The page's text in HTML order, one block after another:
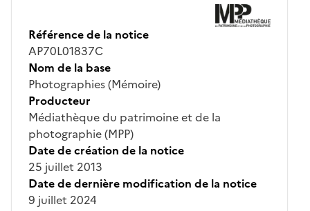
Référence de la notice
AP70L01837C
Nom de la base
Photographies (Mémoire)
Producteur
Médiathèque du patrimoine et de la
photographie (MPP)
Date de création de la notice
25 juillet 2013
Date de dernière modification de la notice
9 juillet 2024